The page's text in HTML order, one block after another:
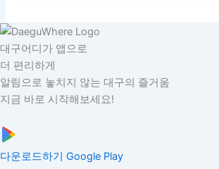
대구어디가 앱으로
더 편리하게
알림으로 놓치지 않는 대구의 즐거움
지금 바로 시작해보세요!
다운로드하기 Google Play